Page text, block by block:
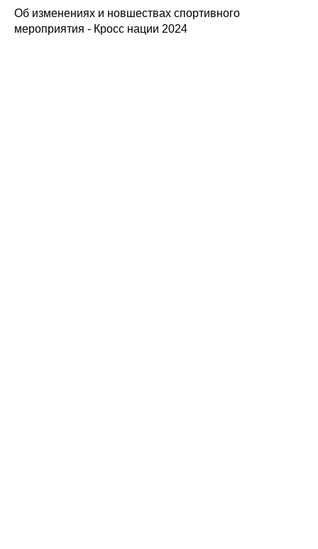
Об изменениях и новшествах спортивного
мероприятия - Кросс нации 2024